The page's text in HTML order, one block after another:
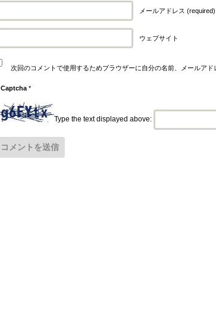
メールアドレス (required)
ウェブサイト
次回のコメントで使用するためブラウザーに自分の名前、メールアド
Captcha *
Type the text displayed above: